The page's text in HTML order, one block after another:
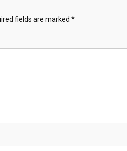
fields are marked *